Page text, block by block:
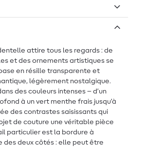
attire tous les regards : de
et des ornements artistiques se
en résille transparente et
légèrement nostalgique.
des couleurs intenses – d’un
à un vert menthe frais jusqu’à
des contrastes saisissants qui
de couture une véritable pièce
particulier est la bordure à
des deux côtés : elle peut être